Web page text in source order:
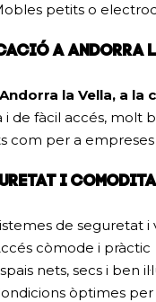
petits o
A ANDORRA
Andorra la Vella, a la
i de fàcil accés, molt
com per a
I
de seguretat i
còmode i pràctic
nets, secs i ben
òptimes